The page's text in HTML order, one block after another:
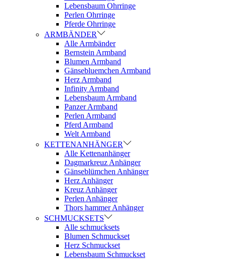
Lebensbaum Ohrringe
Perlen Ohrringe
Pferde Ohrringe
ARMBÄNDER
Alle Armbänder
Bernstein Armband
Blumen Armband
Gänsebluemchen Armband
Herz Armband
Infinity Armband
Lebensbaum Armband
Panzer Armband
Perlen Armband
Pferd Armband
Welt Armband
KETTENANHÄNGER
Alle Kettenanhänger
Dagmarkreuz Anhänger
Gänseblümchen Anhänger
Herz Anhänger
Kreuz Anhänger
Perlen Anhänger
Thors hammer Anhänger
SCHMUCKSETS
Alle schmucksets
Blumen Schmuckset
Herz Schmuckset
Lebensbaum Schmuckset